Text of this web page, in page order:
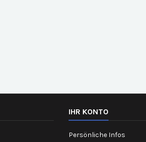
IHR KONTO
Persönliche Infos